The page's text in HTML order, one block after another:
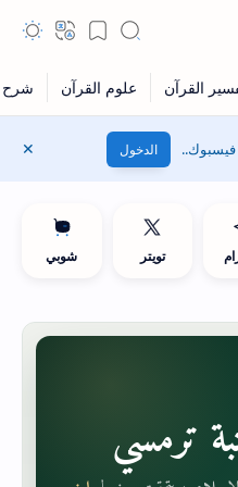
الدخول
تويتر شوبي
ترمسي